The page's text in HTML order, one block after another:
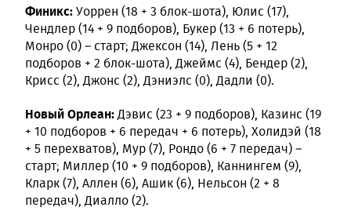
Финикс:Уоррен (18 + 3 блок-шота), Юлис (17),
Чендлер (14 + 9 подборов), Букер (13 + 6 потерь),
Монро (0) – старт; Джексон (14), Лень (5 + 12
подборов + 2 блок-шота), Джеймс (4), Бендер (2),
Крисс (2), Джонс (2), Дэниэлс (0), Дадли (0).
Новый Орлеан:Дэвис (23 + 9 подборов), Казинс (19
+ 10 подборов + 6 передач + 6 потерь), Холидэй (18
+ 5 перехватов), Мур (7), Рондо (6 + 7 передач) –
старт; Миллер (10 + 9 подборов), Каннингем (9),
Кларк (7), Аллен (6), Ашик (6), Нельсон (2 + 8
передач), Диалло (2).